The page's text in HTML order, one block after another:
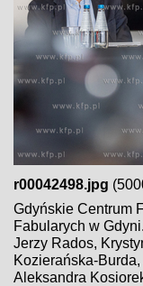
r00042498.jpg
Gdyńskie Centrum
Fabularych w
Jerzy Rados,
Kozierańska-
Aleksandra